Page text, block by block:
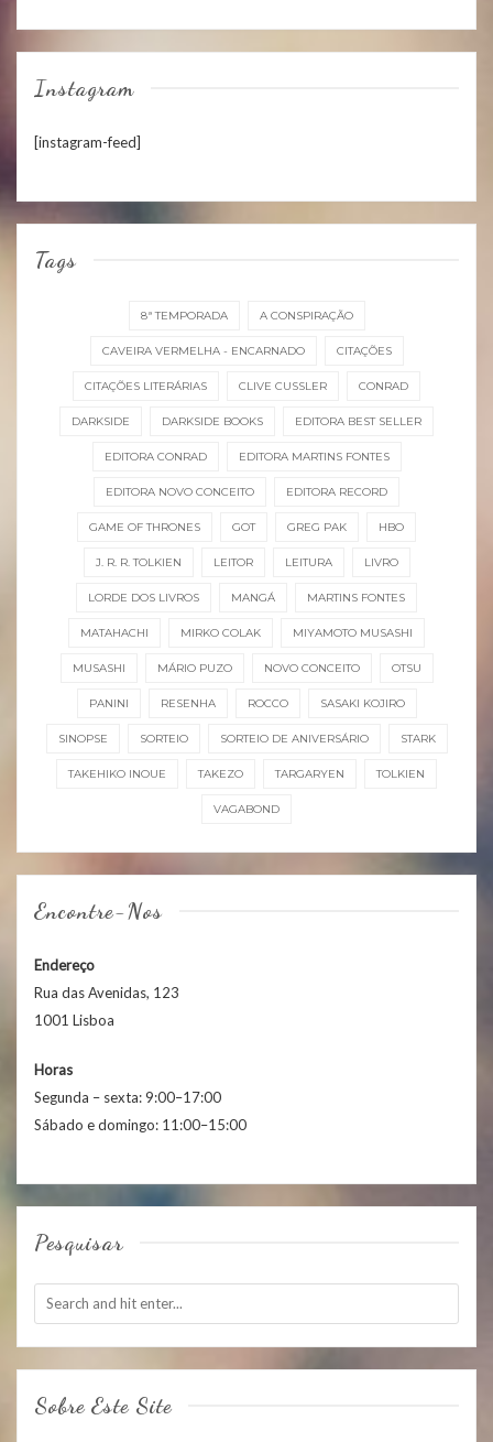
Instagram
[instagram-feed]
Tags
8ª TEMPORADA A CONSPIRAÇÃO
CAVEIRA VERMELHA - ENCARNADO CITAÇÕES
CITAÇÕES LITERÁRIAS CLIVE CUSSLER CONRAD
DARKSIDE DARKSIDE BOOKS EDITORA BEST SELLER
EDITORA CONRAD EDITORA MARTINS FONTES
EDITORA NOVO CONCEITO EDITORA RECORD
GAME OF THRONES GOT GREG PAK HBO
J. R. R. TOLKIEN LEITOR LEITURA LIVRO
LORDE DOS LIVROS MANGÁ MARTINS FONTES
MATAHACHI MIRKO COLAK MIYAMOTO MUSASHI
MUSASHI MÁRIO PUZO NOVO CONCEITO OTSU
PANINI RESENHA ROCCO SASAKI KOJIRO
SINOPSE SORTEIO SORTEIO DE ANIVERSÁRIO STARK
TAKEHIKO INOUE TAKEZO TARGARYEN TOLKIEN
VAGABOND
Encontre-Nos
Endereço
Rua das Avenidas, 123
1001 Lisboa
Horas
Segunda – sexta: 9:00–17:00
Sábado e domingo: 11:00–15:00
Pesquisar
Sobre Este Site